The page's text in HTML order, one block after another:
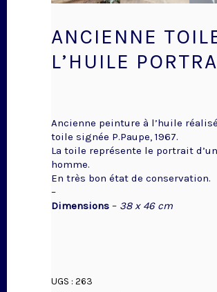
ANCIENNE
L’HUILE
Ancienne peinture à l’huile
toile signée P.Paupe, 1967.
La toile représente le portrait d’un
homme.
En très bon état de conservation.
–
Dimensions – 38 x 46 cm
UGS : 263